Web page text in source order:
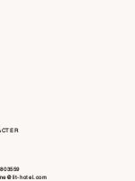
hotel.com